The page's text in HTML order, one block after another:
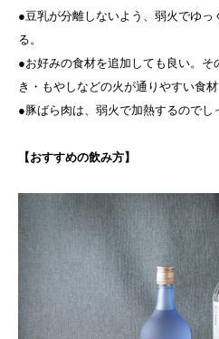
●豆乳が分離しないよう、弱火でゆ
る。
●お好みの食材を追加しても良い。
き・もやしなどの火が通りやすい食材
●豚ばら肉は、弱火で加熱するのでし
【おすすめの飲み方】